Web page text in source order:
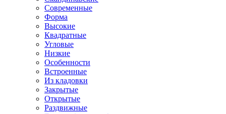
Современные
Форма
Высокие
Квадратные
Угловые
Низкие
Особенности
Встроенные
Из кладовки
Закрытые
Открытые
Раздвижные